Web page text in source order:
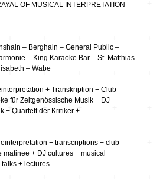
OF MUSICAL INTERPRETATION
– Berghain – General Public –
– King Karaoke Bar – St. Matthias
– Wabe
+ Transkription + Club
für Zeitgenössische Musik + DJ
+ Quartett der Kritiker +
+ transcriptions + club
+ DJ cultures + musical
+ lectures